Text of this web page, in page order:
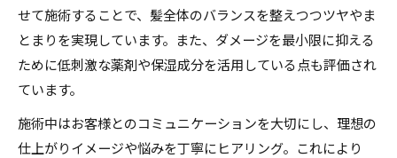
せて施術することで、髪全体のバランスを整えつつツヤやま
とまりを実現しています。また、ダメージを最小限に抑える
ために低刺激な薬剤や保湿成分を活用している点も評価され
ています。
施術中はお客様とのコミュニケーションを大切にし、理想の
仕上がりイメージや悩みを丁寧にヒアリング。これにより